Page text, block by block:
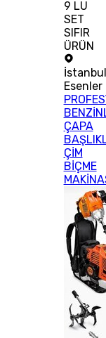
9 LU
SET
SIFIR
ÜRÜN
İstanbul
Esenler
ÇAPA
ÇİM
BİÇME